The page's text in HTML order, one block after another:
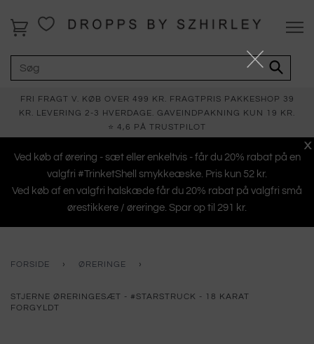
FRI FRAGT V. KØB OVER 499 KR. FRAGTPRIS PAKKESHOP 39
KR. LEVERING 2-3 HVERDAGE. GAVEINDPAKNING KUN 19 KR.
⭐ 4,6 PÅ TRUSTPILOT
X
Ved køb af ørering - sæt eller enkeltvis - får du 20% rabat på en
valgfri #TrinketShell smykkeæske. Pris kun 52 kr.
Ved køb af en valgfri halskæde får du 20% rabat på valgfri små
ørestikkere / øreringe. Spar op til 291 kr.
FORSIDE › ØRERINGE ›
STJERNE ØRERINGESÆT - #STARSTRUCK - 18 KARAT
FORGYLDT